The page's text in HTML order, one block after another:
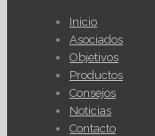
Inicio
Asociados
Objetivos
Productos
Consejos
Noticias
Contacto